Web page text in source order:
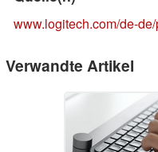
www.logitech.com/de-
Verwandte Artikel